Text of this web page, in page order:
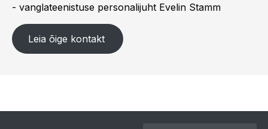
- vanglateenistuse personalijuht Evelin Stamm
Leia õige kontakt